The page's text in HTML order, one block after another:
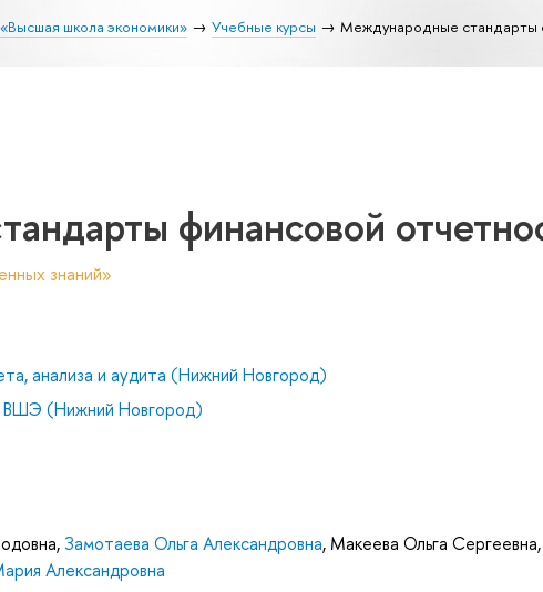
школа экономики» Учебные курсы Международные стандарты
финансовой
знаний»
анализа и аудита (Нижний Новгород)
ВШЭ (Нижний Новгород)
, Замотаева Ольга Александровна, Макеева Ольга Сергеевна,
Александровна